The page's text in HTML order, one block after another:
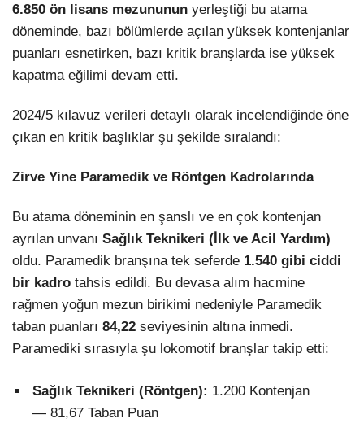
6.850 ön lisans mezununun yerleştiği bu atama
döneminde, bazı bölümlerde açılan yüksek kontenjanlar
puanları esnetirken, bazı kritik branşlarda ise yüksek
kapatma eğilimi devam etti.
2024/5 kılavuz verileri detaylı olarak incelendiğinde öne
çıkan en kritik başlıklar şu şekilde sıralandı:
Zirve Yine Paramedik ve Röntgen Kadrolarında
Bu atama döneminin en şanslı ve en çok kontenjan
ayrılan unvanı Sağlık Teknikeri (İlk ve Acil Yardım)
oldu. Paramedik branşına tek seferde 1.540 gibi ciddi
bir kadro tahsis edildi. Bu devasa alım hacmine
rağmen yoğun mezun birikimi nedeniyle Paramedik
taban puanları 84,22 seviyesinin altına inmedi.
Paramediki sırasıyla şu lokomotif branşlar takip etti:
Sağlık Teknikeri (Röntgen): 1.200 Kontenjan
— 81,67 Taban Puan